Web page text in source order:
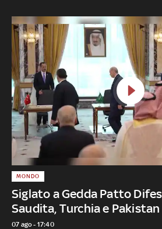
Siglato a Gedda Patto
Saudita, Turchia e Pakistan
MONDO
07 ago - 17:40